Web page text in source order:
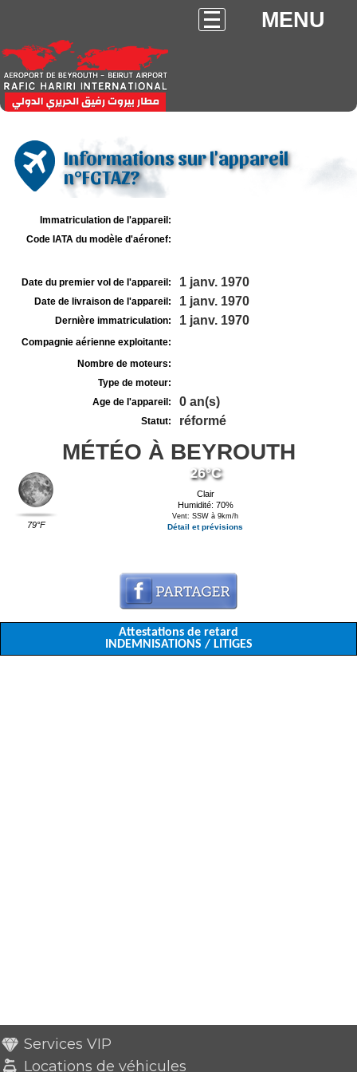
MENU
Informations sur l'appareil
n°FGTAZ?
Immatriculation de l'appareil:
Code IATA du modèle d'aéronef:
Date du premier vol de l'appareil: 1 janv. 1970
Date de livraison de l'appareil: 1 janv. 1970
Dernière immatriculation: 1 janv. 1970
Compagnie aérienne exploitante:
Nombre de moteurs:
Type de moteur:
Age de l'appareil:
0 an(s)
Statut: réformé
MÉTÉO À BEYROUTH
79°F
26°C
Clair
Humidité: 70%
Vent: SSW à 9km/h
Détail et prévisions
Attestations de retard
INDEMNISATIONS / LITIGES
Services VIP
Locations de véhicules